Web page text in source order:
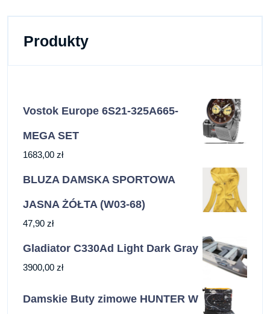
Produkty
Vostok Europe 6S21-325A665-
MEGA SET
1683,00 zł
BLUZA DAMSKA SPORTOWA
JASNA ŻÓŁTA (W03-68)
47,90 zł
Gladiator C330Ad Light Dark Gray
3900,00 zł
Damskie Buty zimowe HUNTER W